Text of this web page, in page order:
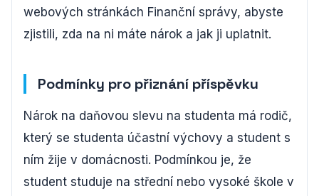
webových stránkách Finanční správy, abyste
zjistili, zda na ni máte nárok a jak ji uplatnit.
Podmínky pro přiznání příspěvku
Nárok na daňovou slevu na studenta má rodič,
který se studenta účastní výchovy a student s
ním žije v domácnosti. Podmínkou je, že
student studuje na střední nebo vysoké škole v